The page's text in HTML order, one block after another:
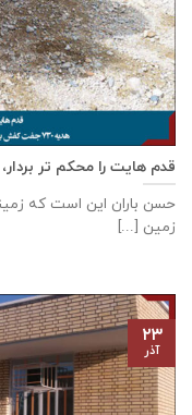
قدم هایت را محکم تر بردار، یاوران
حسن باران این است که
زمین [...]
۲۳
آذر